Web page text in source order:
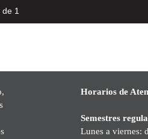
1
Horarios de
Semestres
Lunes a viernes: